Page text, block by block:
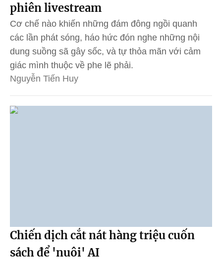
phiên livestream
Cơ chế nào khiến những đám đông ngồi quanh
các lần phát sóng, háo hức đón nghe những nội
dung suồng sã gây sốc, và tự thỏa mãn với cảm
giác mình thuộc về phe lẽ phải.
Nguyễn Tiến Huy
Chiến dịch cắt nát hàng triệu cuốn
sách để 'nuôi' AI